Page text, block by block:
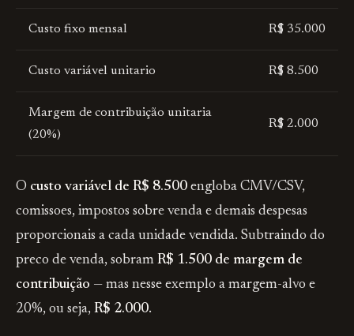
Custo fixo mensal R$ 35.000
Custo variável unitario R$ 8.500
Margem de contribuição unitaria
(20%)
R$ 2.000
O custo variável de R$ 8.500 engloba CMV/CSV,
comissoes, impostos sobre venda e demais despesas
proporcionais a cada unidade vendida. Subtraindo do
preco de venda, sobram R$ 1.500 de margem de
contribuição — mas nesse exemplo a margem-alvo e
20%, ou seja, R$ 2.000.